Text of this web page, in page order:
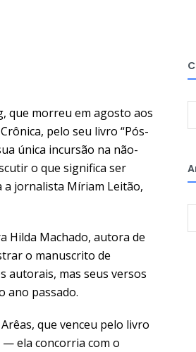
que morreu em agosto aos
pelo seu livro “Pós-
única incursão na não-
o que significa ser
a jornalista Míriam Leitão,
Hilda Machado, autora de
o manuscrito de
autorais, mas seus versos
ano passado.
que venceu pelo livro
— ela concorria com o